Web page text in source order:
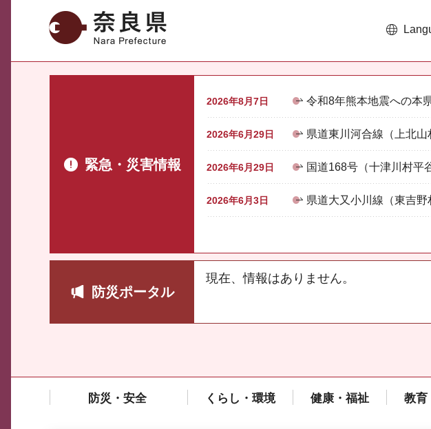
奈良県
緊急・災害情報
2026年8月7日 令和8年熊本地震への本
2026年6月29日 県道東川河合線（上北
2026年6月29日 国道168号（十津川村平
2026年6月3日 県道大又小川線（東吉
防災ポータル
現在、情報はありません。
防災・安全 くらし・環境 健康・福祉 教育